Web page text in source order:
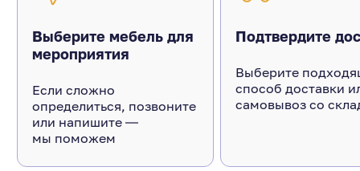
Выберите мебель для
мероприятия
Если сложно
определиться, позвоните
или напишите ―
мы поможем
Подтвердите
Выберите
способ доставки
самовывоз со